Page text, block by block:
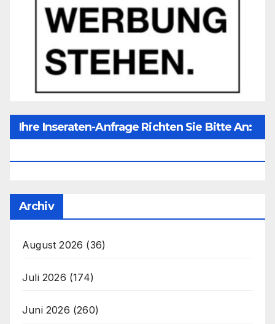
Ihre Inseraten-Anfrage Richten Sie Bitte An:
Archiv
August 2026 (36)
Juli 2026 (174)
Juni 2026 (260)